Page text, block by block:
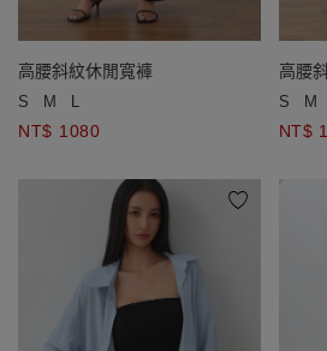
高腰斜紋休閒寬褲
S M L
NT$ 1080
高腰
S M
NT$